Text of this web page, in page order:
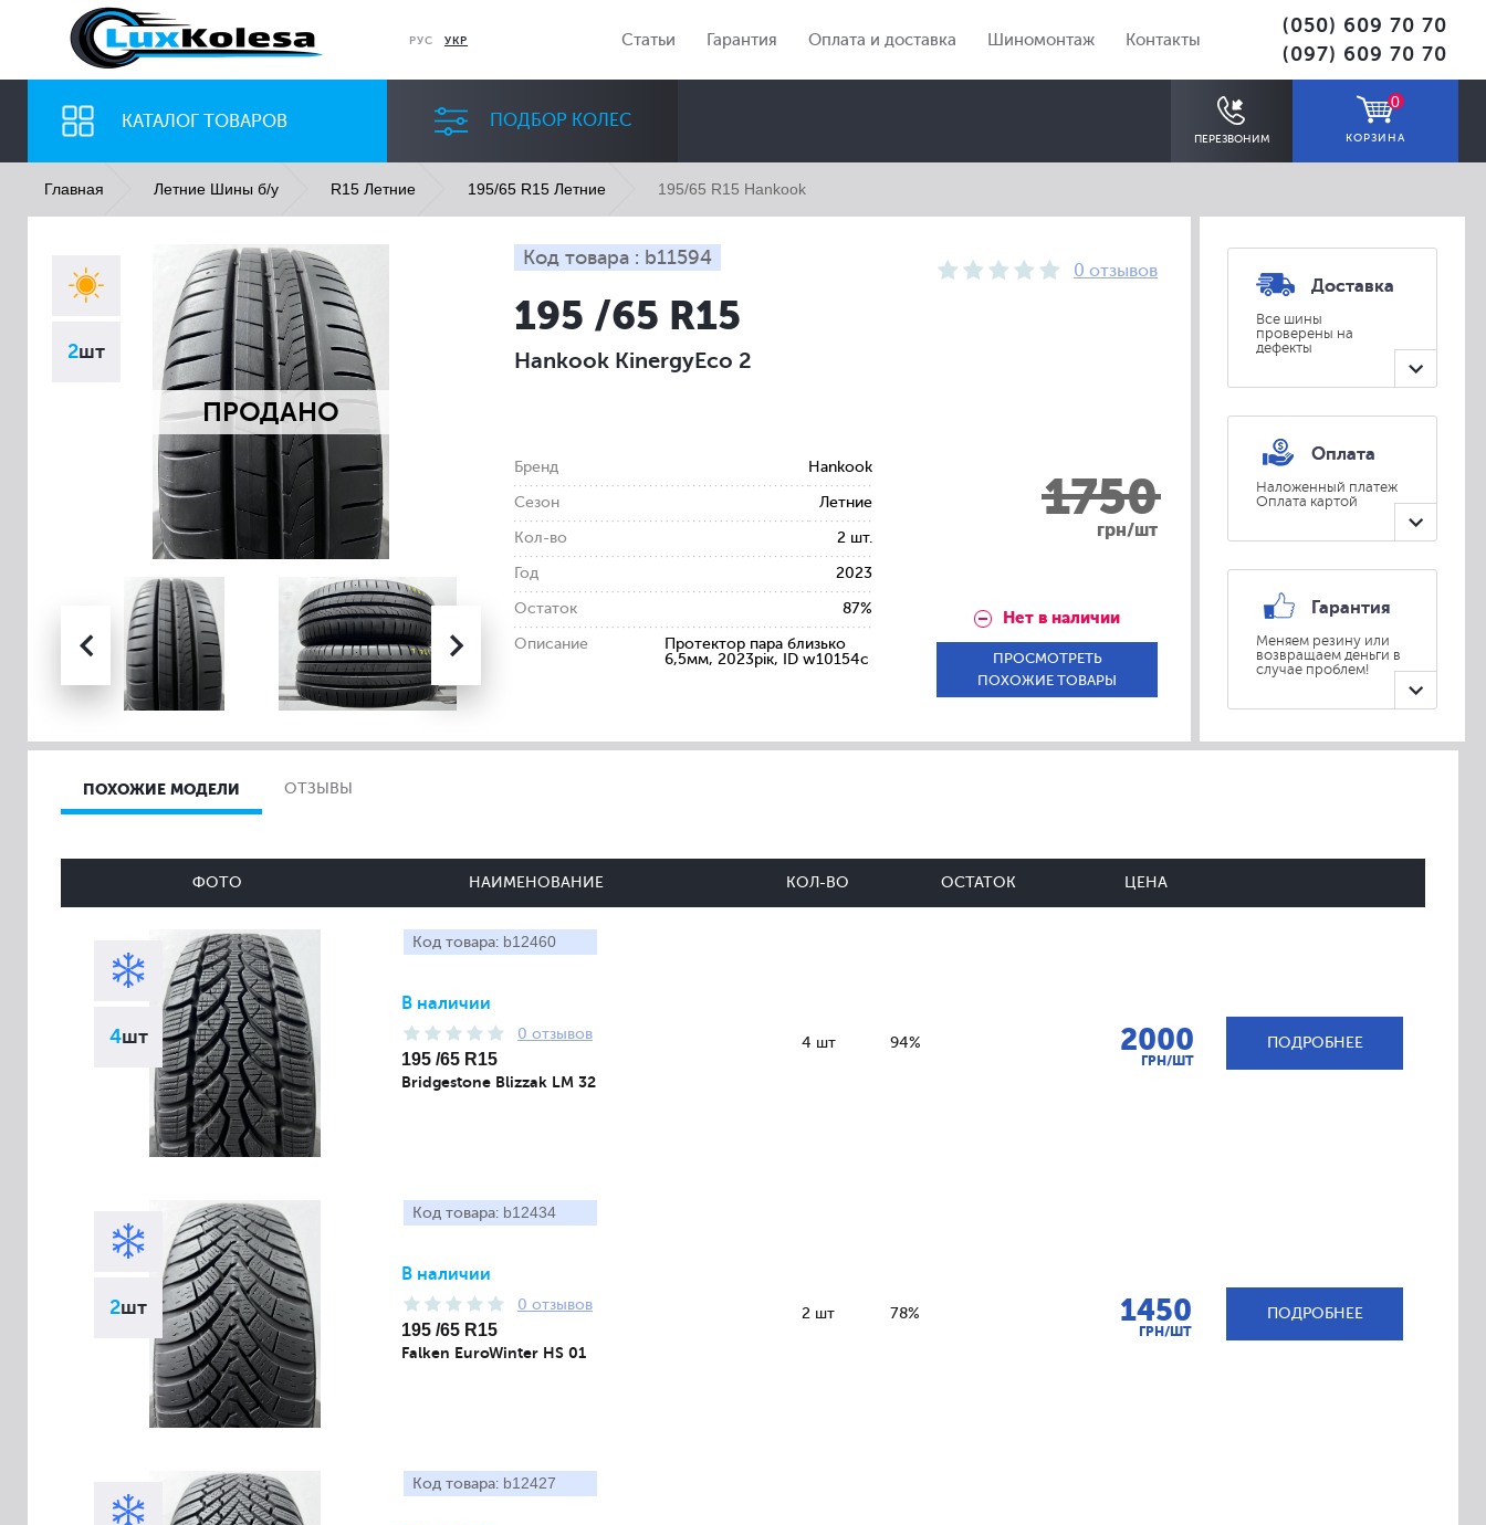
РУС УКР Статьи Гарантия Оплата и доставка Шиномонтаж Контакты
(050) 609 70 70
(097) 609 70 70
КАТАЛОГ ТОВАРОВ ПОДБОР КОЛЕС
ПЕРЕЗВОНИМ
0
КОРЗИНА
ШИНЫ ДИСКИ
Ширина
Все
Диаметр
Все
Сезон
Все
Главная Летние Шины б/у R15 Летние 195/65 R15 Летние 195/65 R15 Hankook
ПРОДАНО
2шт
Код товара : b11594
0 отзывов
195 /65 R15
Hankook KinergyEco 2
Бренд Hankook
Сезон Летние
Кол-во 2 шт.
Год 2023
Остаток 87%
Описание
Протектор пара близько
6,5мм, 2023рік, ID w10154c
1750
грн/шт
Нет в наличии
ПРОСМОТРЕТЬ
ПОХОЖИЕ ТОВАРЫ
Доставка
Все шины
проверены на
дефекты
Оплата
Наложенный платеж
Оплата картой
Гарантия
Меняем резину или
возвращаем деньги в
случае проблем!
ПОХОЖИЕ МОДЕЛИ ОТЗЫВЫ
ФОТО НАИМЕНОВАНИЕ КОЛ-ВО ОСТАТОК ЦЕНА
4шт
Код товара: b12460
В наличии
0 отзывов
195 /65 R15
Bridgestone Blizzak LM 32
4 шт 94% 2000
ГРН/ШТ
ПОДРОБНЕЕ
2шт
Код товара: b12434
В наличии
0 отзывов
195 /65 R15
Falken EuroWinter HS 01
2 шт 78% 1450
ГРН/ШТ
ПОДРОБНЕЕ
Код товара: b12427